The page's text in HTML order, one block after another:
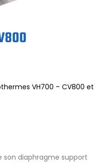
VH700 – CV800 et
son diaphragme support